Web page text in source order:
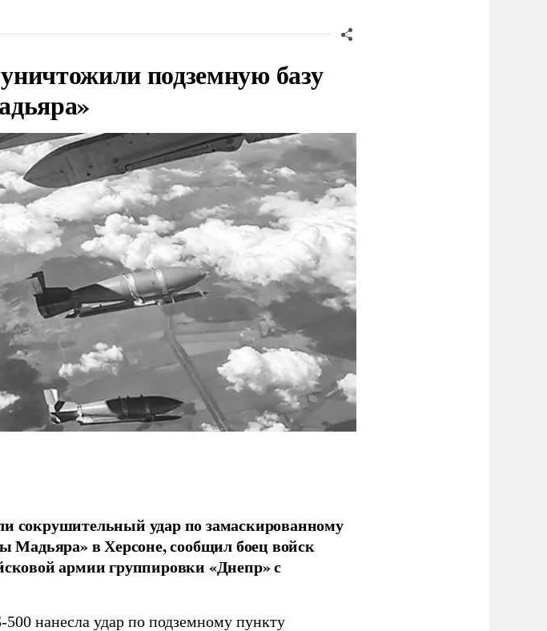
подземную базу
сокрушительный удар по замаскированному
Мадьяра» в Херсоне, сообщил боец войск
армии группировки «Днепр» с
нанесла удар по подземному пункту